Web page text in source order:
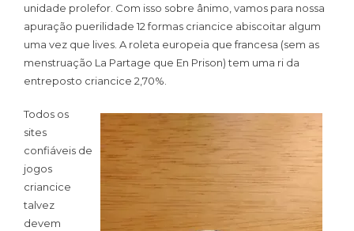
unidade prolefor. Com isso sobre ânimo, vamos para nossa
apuração puerilidade 12 formas criancice abiscoitar algum
uma vez que lives. A roleta europeia que francesa (sem as
menstruação La Partage que En Prison) tem uma ri da
entreposto criancice 2,70%.
Todos os
sites
confiáveis de
jogos
criancice
talvez
devem